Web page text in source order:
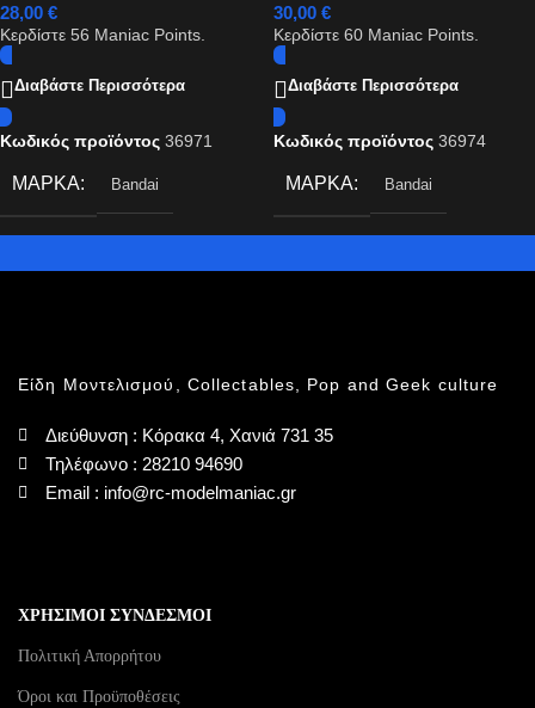
28,00 €
Κερδίστε 56 Maniac Points.
Διαβάστε Περισσότερα
Κωδικός προϊόντος 36971
ΜΆΡΚΑ Bandai
30,00 €
Κερδίστε 60 Maniac Points.
Διαβάστε Περισσότερα
Κωδικός προϊόντος 36974
ΜΆΡΚΑ Bandai
Είδη Μοντελισμού, Collectables, Pop and Geek culture
Διεύθυνση : Κόρακα 4, Χανιά 731 35
Τηλέφωνο : 28210 94690
Email : info@rc-modelmaniac.gr
ΧΡΗΣΙΜΟΙ ΣΥΝΔΕΣΜΟΙ
Πολιτική Απορρήτου
Όροι και Προϋποθέσεις